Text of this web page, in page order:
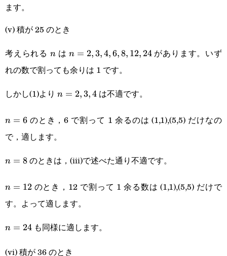
ます。
(v) 積が 25 のとき
考えられる n
nはn=2,3,4,6,8,12,24
n = 2,3,4,6,8, 12, 24があります。いず
れの数で割っても余りは 1 です。
しかし(1)より n=2,3,4
n = 2,3,4は不適です。
n=6
n = 6のとき，6 で割って 1 余るのは (1,1),(5,5) だけなの
で，適します。
n=8
n = 8のときは，(iii)で述べた通り不適です。
n=12
n = 12 のとき，12 で割って 1 余る数は (1,1),(5,5) だけで
す。よって適します。
n=24
n = 24も同様に適します。
(vi) 積が 36 のとき